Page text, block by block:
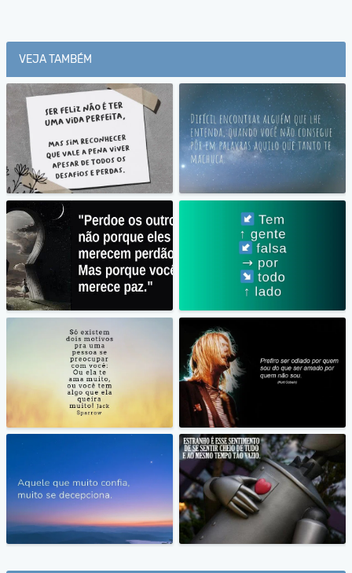
VEJA TAMBÉM